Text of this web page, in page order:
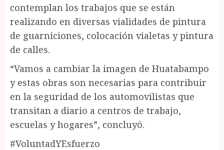
contemplan los trabajos que se están
realizando en diversas vialidades de pintura
de guarniciones, colocación vialetas y pintura
de calles.
“Vamos a cambiar la imagen de Huatabampo
y estas obras son necesarias para contribuir
en la seguridad de los automovilistas que
transitan a diario a centros de trabajo,
escuelas y hogares”, concluyó.
#VoluntadYEsfuerzo